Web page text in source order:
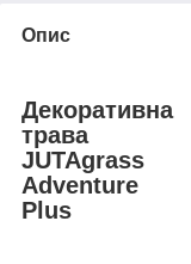
Опис
Декоративна
трава
JUTAgrass
Adventure
Plus